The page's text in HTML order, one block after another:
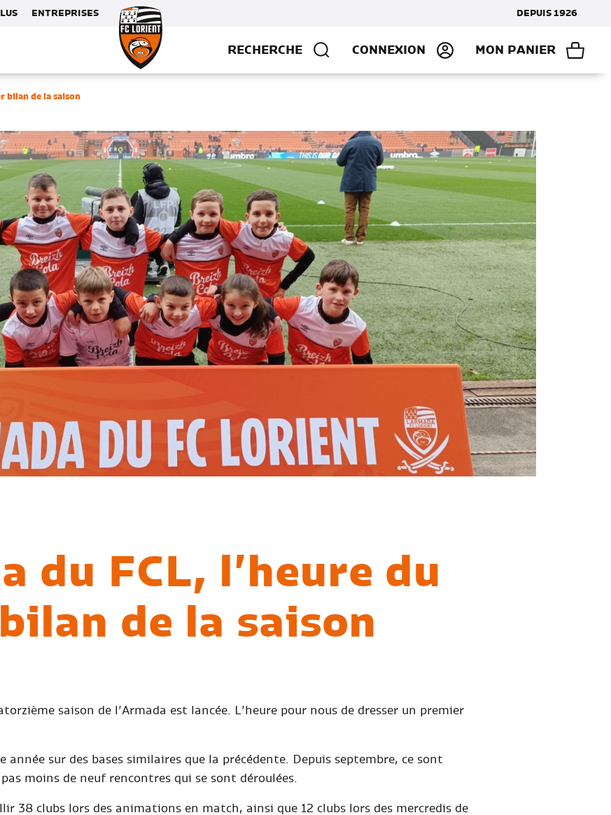
ENTREPRISES DEPUIS 1926
RECHERCHE CONNEXION MON PANIER
bilan de la saison
du FCL, l’heure du
de la saison
saison de l’Armada est lancée. L’heure pour nous de dresser un premier
année sur des bases similaires que la précédente. Depuis septembre, ce sont
moins de neuf rencontres qui se sont déroulées.
38 clubs lors des animations en match, ainsi que 12 clubs lors des mercredis de